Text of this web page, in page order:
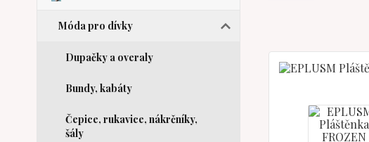
Móda pro dívky
Dupačky a overaly
Bundy, kabáty
Čepice, rukavice, nákrčníky,
šály